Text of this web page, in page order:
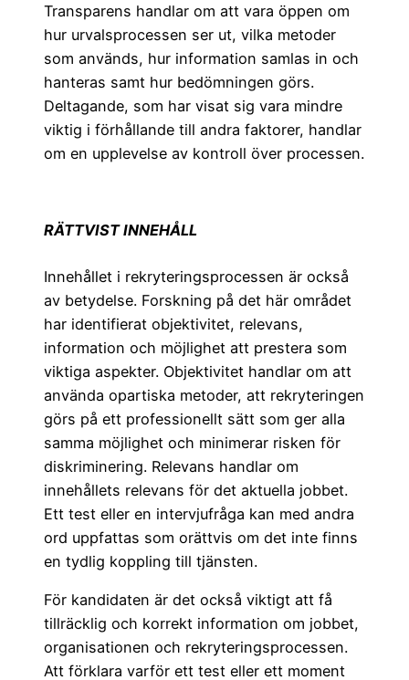
Transparens handlar om att vara öppen om
hur urvalsprocessen ser ut, vilka metoder
som används, hur information samlas in och
hanteras samt hur bedömningen görs.
Deltagande, som har visat sig vara mindre
viktig i förhållande till andra faktorer, handlar
om en upplevelse av kontroll över processen.
RÄTTVIST INNEHÅLL
Innehållet i rekryteringsprocessen är också
av betydelse. Forskning på det här området
har identifierat objektivitet, relevans,
information och möjlighet att prestera som
viktiga aspekter. Objektivitet handlar om att
använda opartiska metoder, att rekryteringen
görs på ett professionellt sätt som ger alla
samma möjlighet och minimerar risken för
diskriminering. Relevans handlar om
innehållets relevans för det aktuella jobbet.
Ett test eller en intervjufråga kan med andra
ord uppfattas som orättvis om det inte finns
en tydlig koppling till tjänsten.
För kandidaten är det också viktigt att få
tillräcklig och korrekt information om jobbet,
organisationen och rekryteringsprocessen.
Att förklara varför ett test eller ett moment